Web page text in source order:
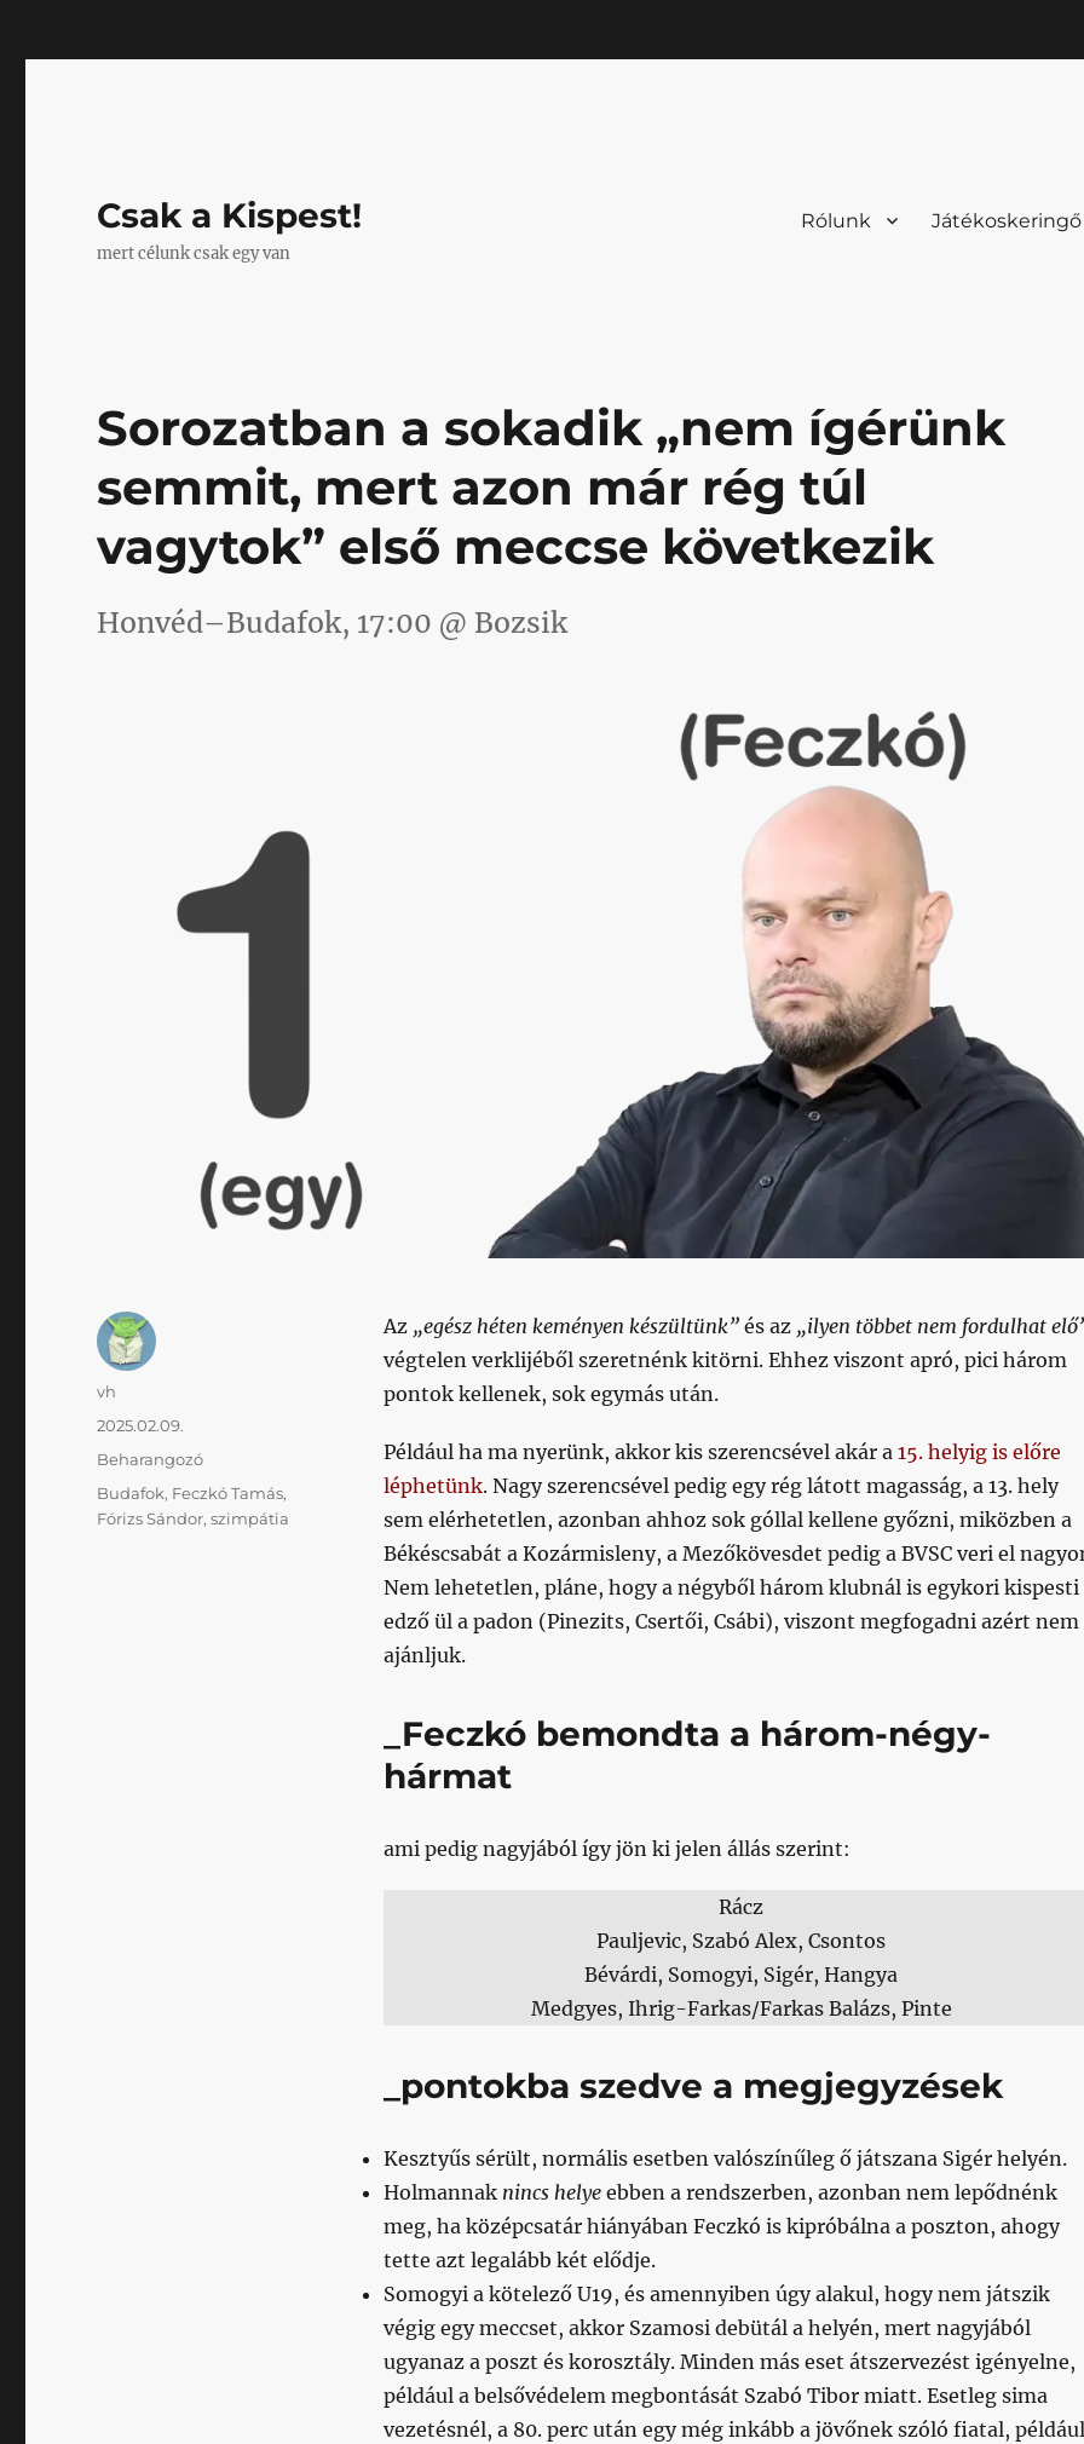
Csak a Kispest!
mert célunk csak egy van
Rólunk Játékoskeringő
Sorozatban a sokadik „nem ígérünk
semmit, mert azon már rég túl
vagytok” első meccse következik
Honvéd–Budafok, 17:00 @ Bozsik
Az „egész héten keményen készültünk”és az „ilyen többet nem fordulhat
végtelen verklijéből szeretnénk kitörni. Ehhez viszont apró, pici három
pontok kellenek, sok egymás után.
Például ha ma nyerünk, akkor kis szerencsével akár a 15. helyig is előre
léphetünk. Nagy szerencsével pedig egy rég látott magasság, a 13. hely
sem elérhetetlen, azonban ahhoz sok góllal kellene győzni, miközben a
Békéscsabát a Kozármisleny, a Mezőkövesdet pedig a BVSC veri el
Nem lehetetlen, pláne, hogy a négyből három klubnál is egykori kispesti
edző ül a padon (Pinezits, Csertői, Csábi), viszont megfogadni azért nem
ajánljuk.
_Feczkó bemondta a három-négy-
hármat
ami pedig nagyjából így jön ki jelen állás szerint:
Rácz
Pauljevic, Szabó Alex, Csontos
Bévárdi, Somogyi, Sigér, Hangya
Medgyes, Ihrig-Farkas/Farkas Balázs, Pinte
_pontokba szedve a megjegyzések
Kesztyűs sérült, normális esetben valószínűleg ő játszana Sigér helyén.
Holmannak nincs helye ebben a rendszerben, azonban nem lepődnénk
meg, ha középcsatár hiányában Feczkó is kipróbálna a poszton, ahogy
tette azt legalább két elődje.
Somogyi a kötelező U19, és amennyiben úgy alakul, hogy nem játszik
végig egy meccset, akkor Szamosi debütál a helyén, mert nagyjából
ugyanaz a poszt és korosztály. Minden más eset átszervezést igényelne,
például a belsővédelem megbontását Szabó Tibor miatt. Esetleg sima
vezetésnél, a 80. perc után egy még inkább a jövőnek szóló fiatal, például
Szerző
vh
Közzétéve
2025.02.09.
Kategória
Beharangozó
Címke
Budafok, Feczkó Tamás,
Fórizs Sándor,szimpátia